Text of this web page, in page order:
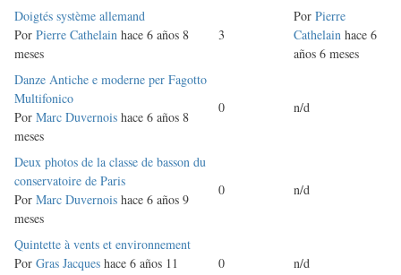
Discusión
normal
Doigtés système allemand
Por Pierre Cathelain hace 6 años 8
meses
3
Por Pierre
Cathelain hace 6
años 6 meses
Discusión
normal
Danze Antiche e moderne per Fagotto
Multifonico
Por Marc Duvernois hace 6 años 8
meses
0 n/d
Discusión
normal
Deux photos de la classe de basson du
conservatoire de Paris
Por Marc Duvernois hace 6 años 9
meses
0 n/d
Discusión
normal
Quintette à vents et environnement
Por Gras Jacques hace 6 años 11
0 n/d